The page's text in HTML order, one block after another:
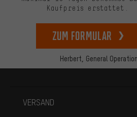
Herbert, General
Kaufpreis erstattet.
zum Formular
VERSAND